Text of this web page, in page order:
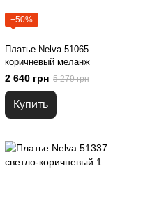
−50%
Платье Nelva 51065
коричневый меланж
2 640 грн 5 279 грн
Купить